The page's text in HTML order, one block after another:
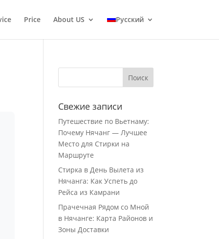
Price About US Русский
Свежие записи
Путешествие по Вьетнаму:
Почему Нячанг — Лучшее
Место для Стирки на
Маршруте
Стирка в День Вылета из
Нячанга: Как Успеть до
Рейса из Камрани
Прачечная Рядом со Мной
в Нячанге: Карта Районов и
Зоны Доставки